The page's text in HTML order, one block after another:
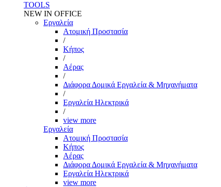
TOOLS
NEW IN OFFICE
Εργαλεία
Aτομική Προστασία
/
Kήπος
/
Αέρας
/
Διάφορα Δομικά Εργαλεία & Μηχανήματα
/
Εργαλεία Ηλεκτρικά
/
view more
Εργαλεία
Aτομική Προστασία
Kήπος
Αέρας
Διάφορα Δομικά Εργαλεία & Μηχανήματα
Εργαλεία Ηλεκτρικά
view more